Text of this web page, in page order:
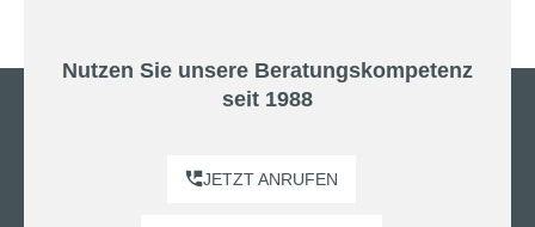
Nutzen Sie unsere Beratungskompetenz
seit 1988
JETZT ANRUFEN